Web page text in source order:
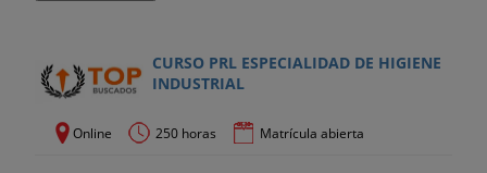
CURSO PRL ESPECIALIDAD DE HIGIENE
INDUSTRIAL
Online 250 horas Matrícula abierta